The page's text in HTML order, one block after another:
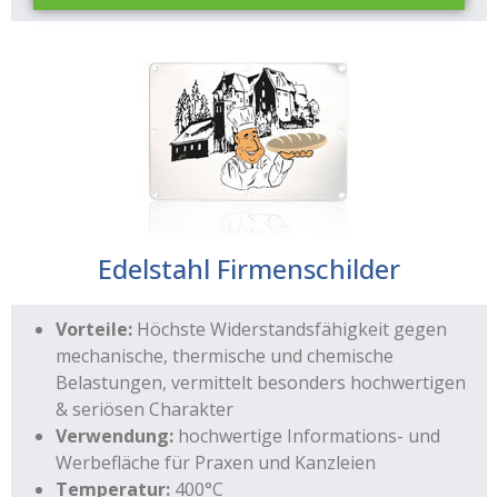
Edelstahl Firmenschilder
Vorteile: Höchste Widerstandsfähigkeit gegen
mechanische, thermische und chemische
Belastungen, vermittelt besonders hochwertigen
& seriösen Charakter
Verwendung: hochwertige Informations- und
Werbefläche für Praxen und Kanzleien
Temperatur: 400°C